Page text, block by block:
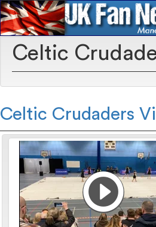
Celtic
Celtic Crudaders